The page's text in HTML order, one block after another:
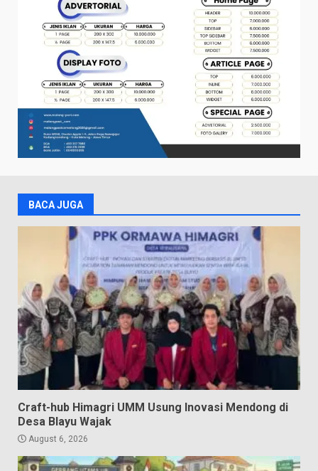
BACA JUGA
Craft-hub Himagri UMM Usung Inovasi Mendong di
Desa Blayu Wajak
August 6, 2026